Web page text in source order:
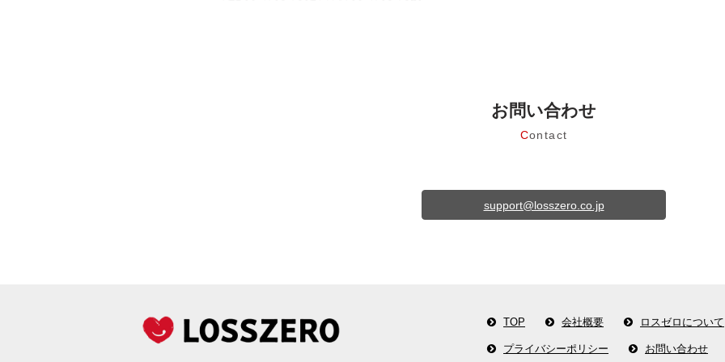
お問い合わせ
Contact
support@losszero.co.jp
TOP 会社概要 ロスゼロについて
プライバシーポリシー お問い合わせ